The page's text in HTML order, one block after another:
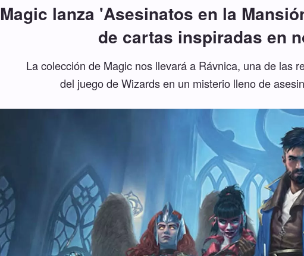
Magic lanza 'Asesinatos en la
de cartas inspiradas en
La colección de Magic nos llevará a Rávnica, una de las
del juego de Wizards en un misterio lleno de